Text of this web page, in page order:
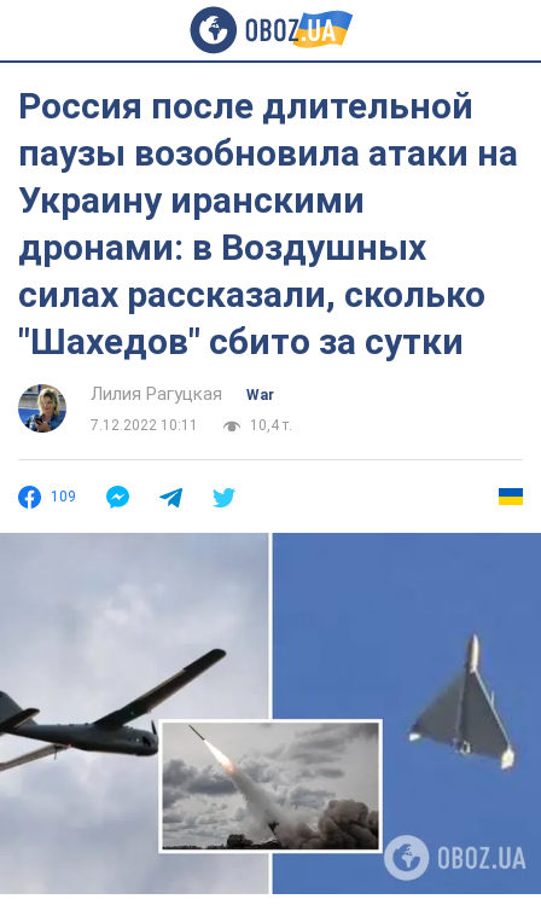
Россия после длительной
паузы возобновила атаки на
Украину иранскими
дронами: в Воздушных
силах рассказали, сколько
"Шахедов" сбито за сутки
Лилия Рагуцкая
War
7.12.2022 10:11
10,4 т.
109